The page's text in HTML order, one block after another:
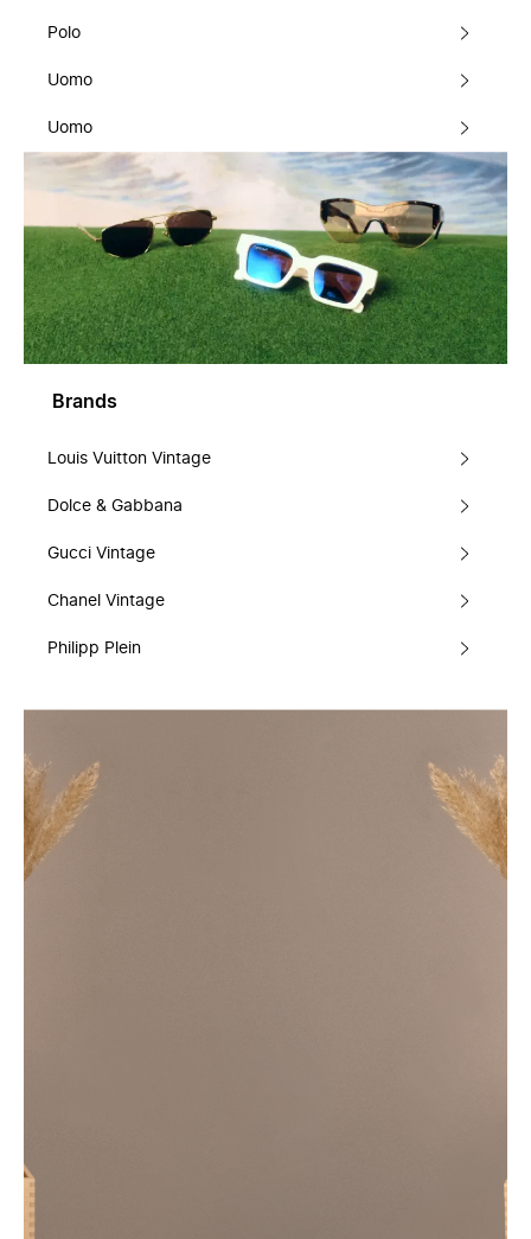
Polo
Uomo
Uomo
Brands
Louis Vuitton Vintage
Dolce & Gabbana
Gucci Vintage
Chanel Vintage
Philipp Plein